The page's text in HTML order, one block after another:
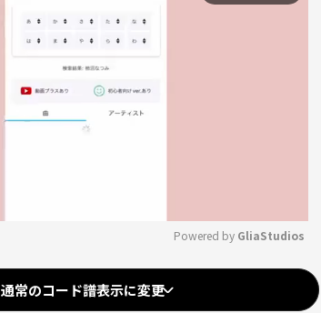
Powered by GliaStudios
通常のコード譜表示に変更